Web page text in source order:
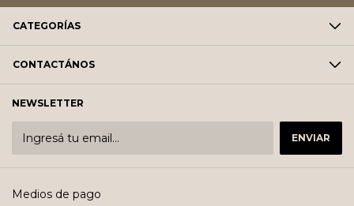
CATEGORÍAS
CONTACTÁNOS
NEWSLETTER
Medios de pago